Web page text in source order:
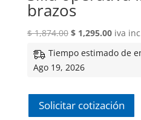
brazos
$1,874.00 El
original
era:
$1,295.00Eliva
Tiempo estimado de
Ago 19, 2026
Solicitar cotización